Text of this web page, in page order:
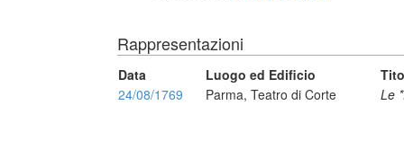
Rappresentazioni
Data Luogo ed Edificio
24/08/1769
Parma, Teatro di Corte Le